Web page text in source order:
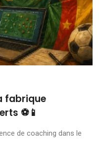
fabrique
⚽📱
de coaching dans le